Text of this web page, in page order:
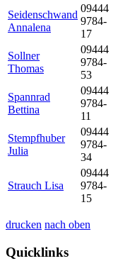
Seidenschwand
Annalena
09444
9784-
17
Sollner
Thomas
09444
9784-
53
Spannrad
Bettina
09444
9784-
11
Stempfhuber
Julia
09444
9784-
34
Strauch Lisa
09444
9784-
15
drucken nach oben
Quicklinks